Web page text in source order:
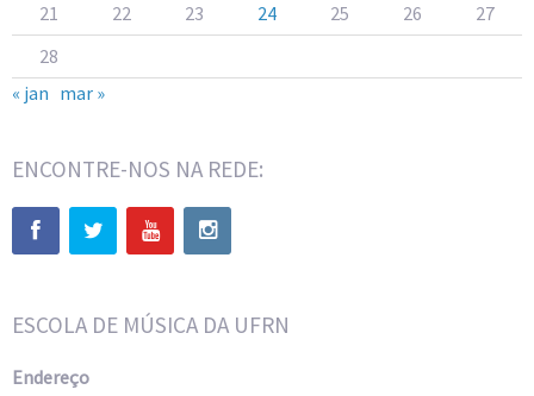
21
22 23 24 25 26
27
28
« jan mar »
ENCONTRE-NOS NA REDE:
ESCOLA DE MÚSICA DA UFRN
Endereço